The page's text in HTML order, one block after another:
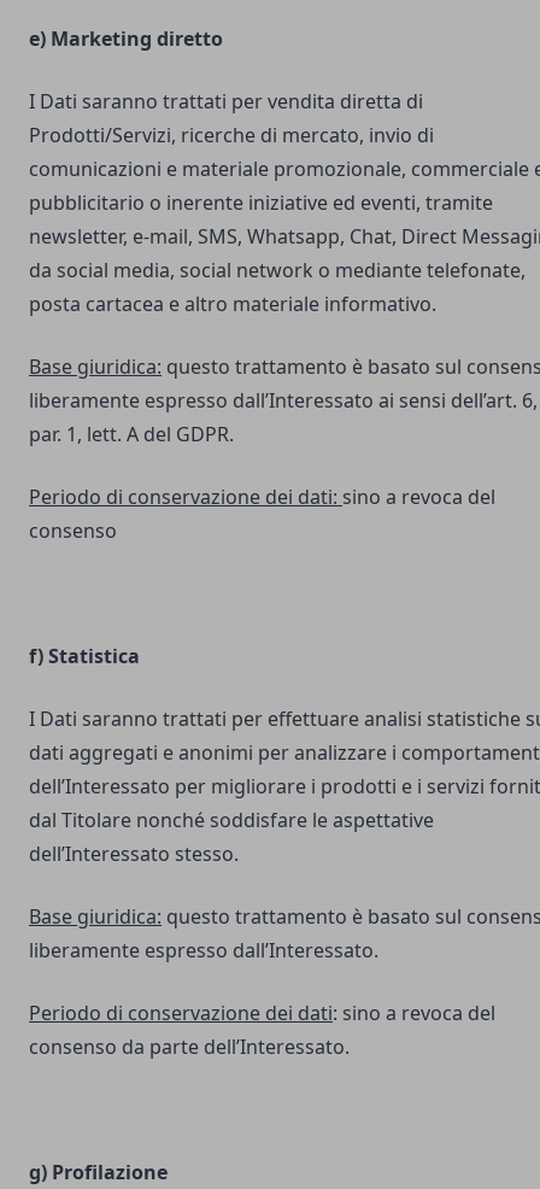
e) Marketing diretto
I Dati saranno trattati per vendita diretta di
Prodotti/Servizi, ricerche di mercato, invio di
comunicazioni e materiale promozionale, commerciale
pubblicitario o inerente iniziative ed eventi, tramite
newsletter, e-mail, SMS, Whatsapp, Chat, Direct
da social media, social network o mediante telefonate,
posta cartacea e altro materiale informativo.
Base giuridica: questo trattamento è basato sul
liberamente espresso dall’Interessato ai sensi dell’art. 6,
par. 1, lett. A del GDPR.
Periodo di conservazione dei dati: sino a revoca del
consenso
f) Statistica
I Dati saranno trattati per effettuare analisi statistiche
dati aggregati e anonimi per analizzare i
dell’Interessato per migliorare i prodotti e i servizi
dal Titolare nonché soddisfare le aspettative
dell’Interessato stesso.
Base giuridica: questo trattamento è basato sul
liberamente espresso dall’Interessato.
Periodo di conservazione dei dati: sino a revoca del
consenso da parte dell’Interessato.
g) Profilazione